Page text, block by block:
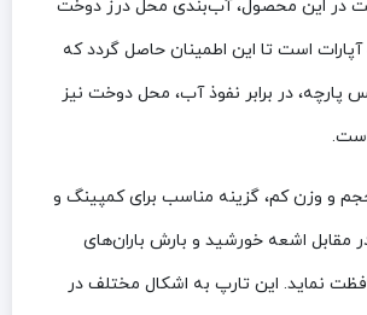
در این محصول، آب‌بندی محل درز دوخت
است تا این اطمینان حاصل گردد که
پارچه، در برابر نفوذ آب، محل دوخت نیز
با حجم و وزن کم، گزینه مناسب برای کمپینگ و
مقابل اشعه خورشید و بارش باران‌های
نماید. این تارپ به اشکال مختلف در